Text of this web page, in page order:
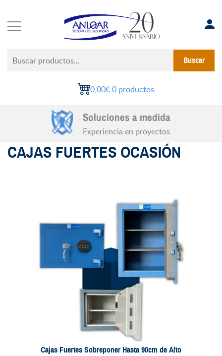
contenido
Buscar
productos...
Buscar
0,00€0 productos
Instalaciones Certificadas
Todo el territorio nacional
Soluciones a medida
Experiencia en proyectos
CAJAS FUERTES OCASIÓN
Cajas Fuertes Sobreponer Hasta 90cm de Alto